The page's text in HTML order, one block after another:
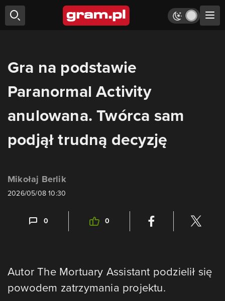
Gra na podstawie
Paranormal Activity
anulowana. Twórca sam
podjął trudną decyzję
Mikołaj Berlik
2026/05/08 10:30
0 0
Autor The Mortuary Assistant podzielił się
powodem zatrzymania projektu.